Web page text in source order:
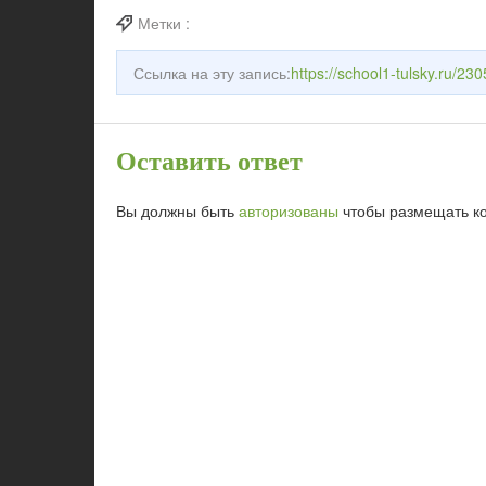
Метки :
Ссылка на эту запись:https://school1-tulsky.ru/
Оставить ответ
Вы должны быть авторизованы чтобы размещать